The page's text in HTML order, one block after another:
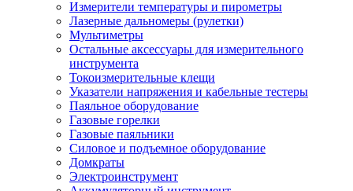
Измерители температуры и пирометры
Лазерные дальномеры (рулетки)
Мультиметры
Остальные аксессуары для измерительного
инструмента
Токоизмерительные клещи
Указатели напряжения и кабельные тестеры
Паяльное оборудование
Газовые горелки
Газовые паяльники
Силовое и подъемное оборудование
Домкраты
Электроинструмент